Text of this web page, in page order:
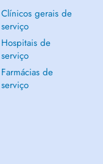
Clínicos gerais de
serviço
Hospitais de
serviço
Farmácias de
serviço